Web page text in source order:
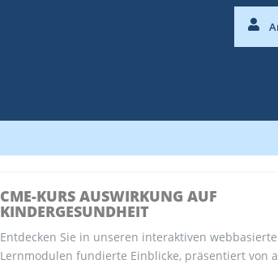
CME-KURS AUSWIRKUNG AUF
KINDERGESUNDHEIT
Entdecken Sie in unseren interaktiven
Lernmodulen fundierte Einblicke, präsentiert von